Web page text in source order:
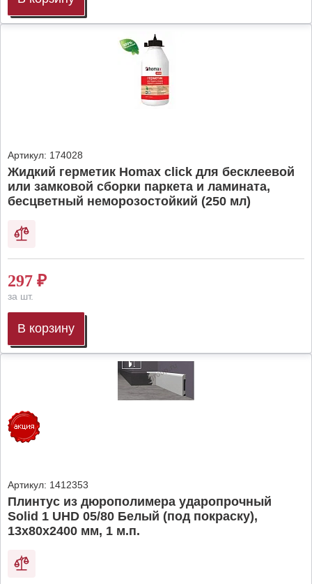
Артикул: 174028
Жидкий герметик Homax click для бесклеевой
или замковой сборки паркета и ламината,
бесцветный неморозостойкий (250 мл)
297 ₽
за шт.
В корзину
Артикул: 1412353
Плинтус из дюрополимера ударопрочный
Solid 1 UHD 05/80 Белый (под покраску),
13х80х2400 мм, 1 м.п.